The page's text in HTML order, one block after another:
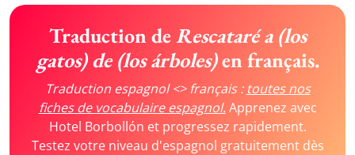
Traduction deRescataré a (los
gatos) de (los árboles)en français.
Traduction espagnol <> français : toutes nos
fiches de vocabulaire espagnol.Apprenez avec
Hotel Borbollón et progressez rapidement.
Testez votre niveau d'espagnol gratuitement dès